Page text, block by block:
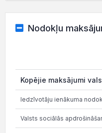
Nodokļu
Kopējie maksājumi
Iedzīvotāju ienākuma
Valsts sociālās